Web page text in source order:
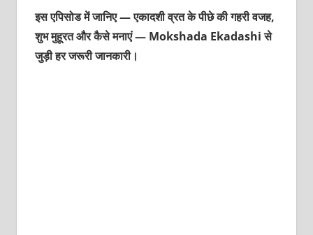
इस एपिसोड में जानिए — एकादशी व्रत के पीछे की गहरी वजह,
शुभ मुहूरत और कैसे मनाएं — Mokshada Ekadashi से
जुड़ी हर जरूरी जानकारी।